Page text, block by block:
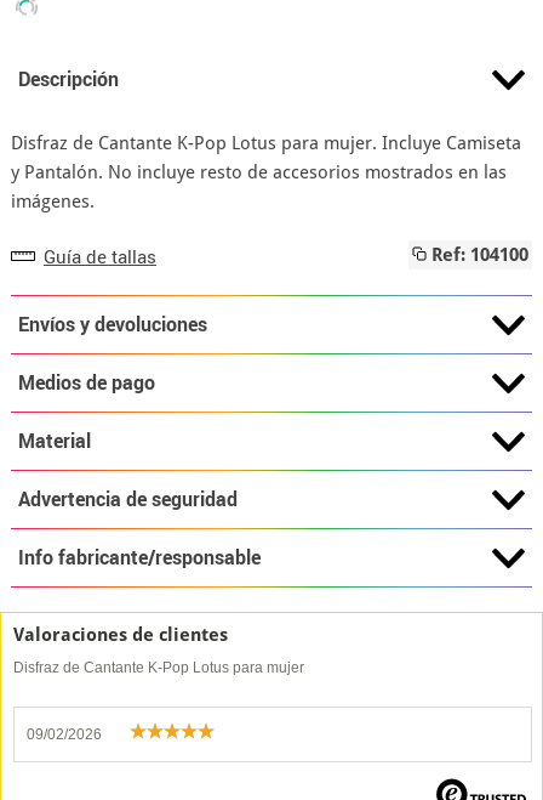
Descripción
Disfraz de Cantante K-Pop Lotus para mujer. Incluye Camiseta
y Pantalón. No incluye resto de accesorios mostrados en las
imágenes.
Guía de tallas Ref: 104100
Envíos y devoluciones
Medios de pago
Material
Advertencia de seguridad
Info fabricante/responsable
Valoraciones de clientes
Disfraz de Cantante K-Pop Lotus para mujer
09/02/2026